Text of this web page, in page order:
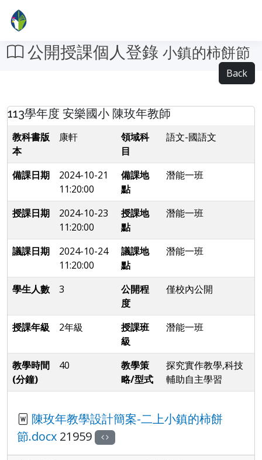
公開授課個人登錄 小鎮的柿餅節
Back
113學年度 安樂國小 陳玫年教師
教科書版
本
康軒
領域科
目
語文-國語文
備課日期
2024-10-21
11:20:00
備課地
點
潛能一班
授課日期
2024-10-23
11:20:00
授課地
點
潛能一班
議課日期
2024-10-24
11:20:00
議課地
點
潛能一班
學生人數 3
公開程
度
僅校內公開
授課年級 2年級
授課班
級
潛能一班
教學時間
(分鐘)
40
教學策
略/型式
探究實作教學,科技
輔助自主學習
陳玫年教學設計簡案-二上小鎮的柿餅
節.docx 21959